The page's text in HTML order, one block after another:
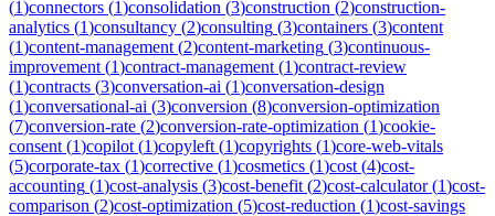
(1)connectors (1)consolidation (3)construction (2)construction-
analytics (1)consultancy (2)consulting (3)containers (3)content
(1)content-management (2)content-marketing (3)continuous-
improvement (1)contract-management (1)contract-review
(1)contracts (3)conversation-ai (1)conversation-design
(1)conversational-ai (3)conversion (8)conversion-optimization
(7)conversion-rate (2)conversion-rate-optimization (1)cookie-
consent (1)copilot (1)copyleft (1)copyrights (1)core-web-vitals
(5)corporate-tax (1)corrective (1)cosmetics (1)cost (4)cost-
accounting (1)cost-analysis (3)cost-benefit (2)cost-calculator(1)cost-
comparison (2)cost-optimization (5)cost-reduction (1)cost-savings